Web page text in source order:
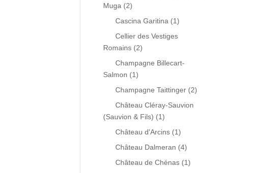
Muga (2)
Cascina Garitina (1)
Cellier des Vestiges
Romains (2)
Champagne Billecart-
Salmon (1)
Champagne Taittinger (2)
Château Cléray-Sauvion
(Sauvion & Fils) (1)
Château d'Arcins (1)
Château Dalmeran (4)
Château de Chénas (1)